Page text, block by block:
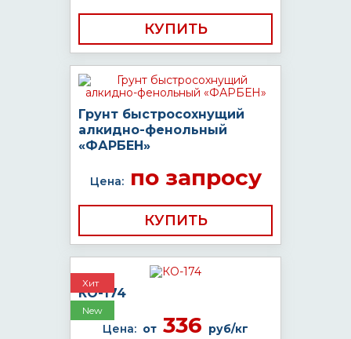
КУПИТЬ
Грунт быстросохнущий
алкидно-фенольный
«ФАРБЕН»
Цена:по запросу
КУПИТЬ
Хит
New
КО-174
Цена: от 336 руб/кг